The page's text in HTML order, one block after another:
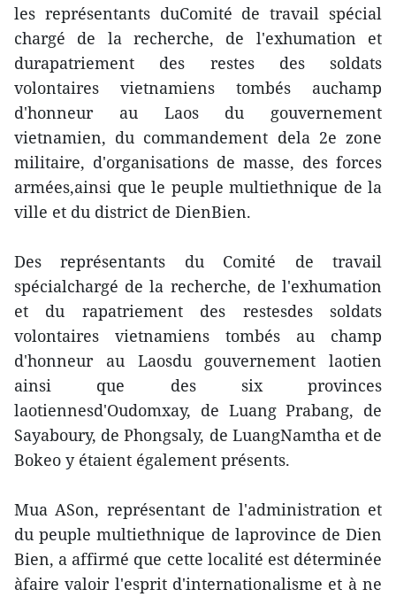
les représentants duComité de travail spécial
chargé de la recherche, de l'exhumation et
durapatriement des restes des soldats
volontaires vietnamiens tombés auchamp
d'honneur au Laos du gouvernement
vietnamien, du commandement dela 2e zone
militaire, d'organisations de masse, des forces
armées,ainsi que le peuple multiethnique de la
ville et du district de DienBien.
Des représentants du Comité de travail
spécialchargé de la recherche, de l'exhumation
et du rapatriement des restesdes soldats
volontaires vietnamiens tombés au champ
d'honneur au Laosdu gouvernement laotien
ainsi que des six provinces
laotiennesd'Oudomxay, de Luang Prabang, de
Sayaboury, de Phongsaly, de LuangNamtha et de
Bokeo y étaient également présents.
Mua ASon, représentant de l'administration et
du peuple multiethnique de laprovince de Dien
Bien, a affirmé que cette localité est déterminée
àfaire valoir l'esprit d'internationalisme et à ne